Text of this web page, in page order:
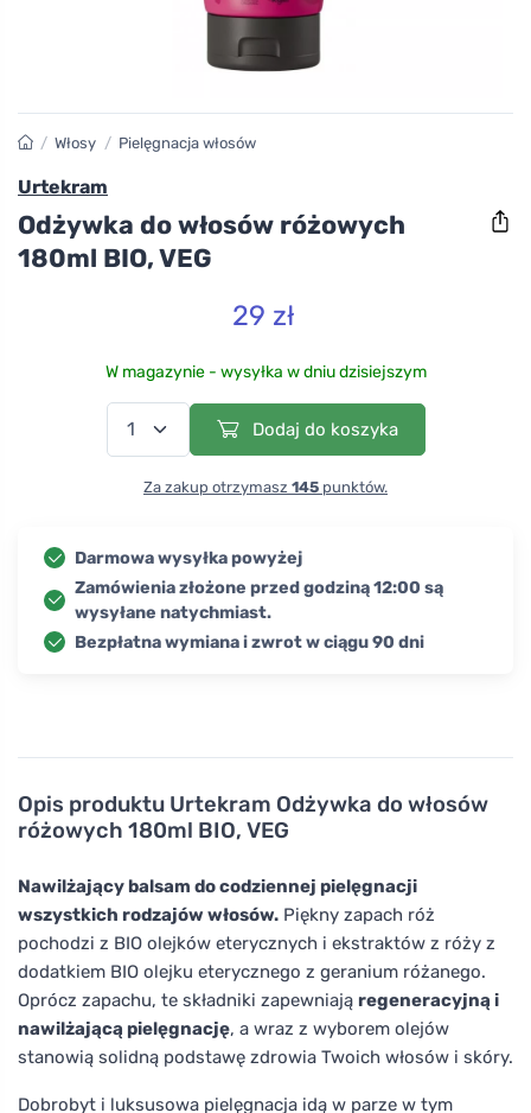
Opis produktu Urtekram Odżywka do włosów
różowych 180ml BIO, VEG
Nawilżający balsam do codziennej pielęgnacji
wszystkich rodzajów włosów. Piękny zapach róż
pochodzi z BIO olejków eterycznych i ekstraktów z róży z
dodatkiem BIO olejku eterycznego z geranium różanego.
Oprócz zapachu, te składniki zapewniają regeneracyjną i
nawilżającą pielęgnację, a wraz z wyborem olejów
stanowią solidną podstawę zdrowia Twoich włosów i skóry.
Dobrobyt i luksusowa pielęgnacja idą w parze w tym
/ Włosy / Pielęgnacja włosów
Urtekram
Odżywka do włosów różowych
180ml BIO, VEG
29 zł
W magazynie - wysyłka w dniu dzisiejszym
Dodaj do koszyka
Za zakup otrzymasz 145 punktów.
Darmowa wysyłka powyżej
Zamówienia złożone przed godziną 12:00 są
wysyłane natychmiast.
Bezpłatna wymiana i zwrot w ciągu 90 dni